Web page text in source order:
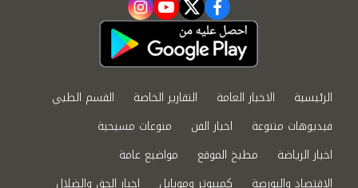
facebook
twitter
youtube
instagram
الرئيسية الاخبار العامة التقارير الخاصة
القسم الطبي
فيديوهات متنوعة
اخبار الفن
منوعات مسيحية
اخبار الرياضة
مطبخ الموقع
مواضيع عامة
الاقتصاد والبورصة
كمبيوتر وموبايل اخبار الحق والضلال